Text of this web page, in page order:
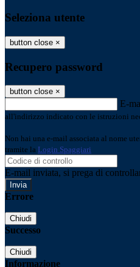
Seleziona utente
button close ×
Recupero password
button close ×
E-
all'indirizzo indicato con le istruzioni
Non hai una e-mail associata al nome
tramite la Login Spaggiari
E-mail inviata, si prega di
Errore
Chiudi
Successo
Chiudi
Informazione